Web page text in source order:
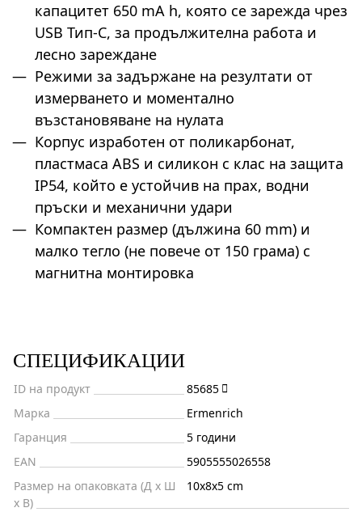
капацитет 650 mA h, която се зарежда чрез
USB Тип-C, за продължителна работа и
лесно зареждане
Режими за задържане на резултати от
измерването и моментално
възстановяване на нулата
Корпус изработен от поликарбонат,
пластмаса ABS и силикон с клас на защита
ІР54, който е устойчив на прах, водни
пръски и механични удари
Компактен размер (дължина 60 mm) и
малко тегло (не повече от 150 грама) с
магнитна монтировка
СПЕЦИФИКАЦИИ
ID на продукт
85685
Марка
Ermenrich
Гаранция
5 години
EAN
5905555026558
Размер на опаковката (Д x Ш
x В)
10x8x5 cm